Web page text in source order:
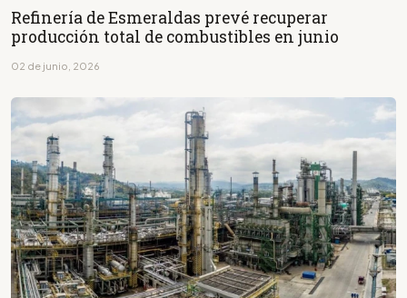
Refinería de Esmeraldas prevé recuperar
producción total de combustibles en junio
02 de junio, 2026